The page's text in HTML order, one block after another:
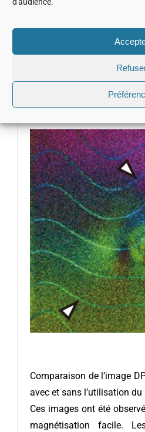
Comparaison de l’image
avec et sans l’utilisation
Ces images ont été
magnétisation facile.